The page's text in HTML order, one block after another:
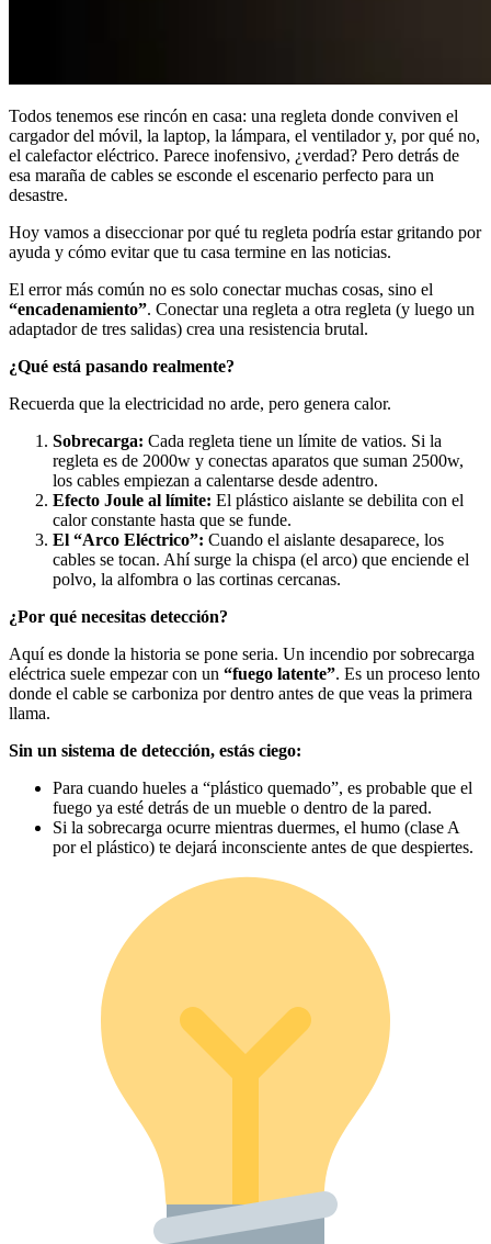
Todos tenemos ese rincón en casa: una regleta donde conviven el
cargador del móvil, la laptop, la lámpara, el ventilador y, por qué no,
el calefactor eléctrico. Parece inofensivo, ¿verdad? Pero detrás de
esa maraña de cables se esconde el escenario perfecto para un
desastre.
Hoy vamos a diseccionar por qué tu regleta podría estar gritando por
ayuda y cómo evitar que tu casa termine en las noticias.
El error más común no es solo conectar muchas cosas, sino el
“encadenamiento”. Conectar una regleta a otra regleta (y luego un
adaptador de tres salidas) crea una resistencia brutal.
¿Qué está pasando realmente?
Recuerda que la electricidad no arde, pero genera calor.
Sobrecarga: Cada regleta tiene un límite de vatios. Si la
regleta es de 2000w y conectas aparatos que suman 2500w,
los cables empiezan a calentarse desde adentro.
Efecto Joule al límite: El plástico aislante se debilita con el
calor constante hasta que se funde.
El “Arco Eléctrico”: Cuando el aislante desaparece, los
cables se tocan. Ahí surge la chispa (el arco) que enciende el
polvo, la alfombra o las cortinas cercanas.
¿Por qué necesitas detección?
Aquí es donde la historia se pone seria. Un incendio por sobrecarga
eléctrica suele empezar con un “fuego latente”. Es un proceso lento
donde el cable se carboniza por dentro antes de que veas la primera
llama.
Sin un sistema de detección, estás ciego:
Para cuando hueles a “plástico quemado”, es probable que el
fuego ya esté detrás de un mueble o dentro de la pared.
Si la sobrecarga ocurre mientras duermes, el humo (clase A
por el plástico) te dejará inconsciente antes de que despiertes.